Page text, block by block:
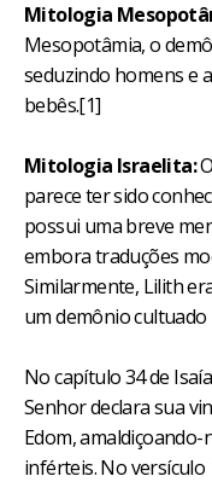
Mitologia
Mesopotâmia, o
seduzindo homens e
bebês.[1]
Mitologia Israelita:
parece ter sido
possui uma breve
embora traduções
Similarmente, Lilith
um demônio cultuado
No capítulo 34 de
Senhor declara sua
Edom,
inférteis. No